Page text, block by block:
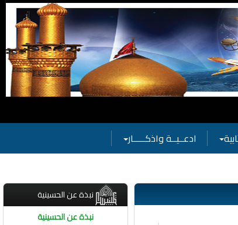
ادعــيــة واذكـــــار
نبذة عن الحسينية
نبذة عن الحسينية